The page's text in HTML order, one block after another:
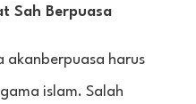
Sah Berpuasa
akanberpuasa harus
islam. Salah